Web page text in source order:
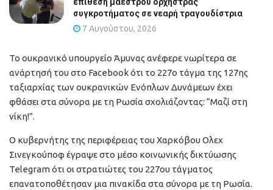
συγκροτήματος σε νεαρή τραγουδίστρια
7 Αυγούστου, 2026
Το ουκρανικό υπουργείο Άμυνας ανέφερε νωρίτερα σε
ανάρτησή του στο Facebook ότι το 227ο τάγμα της 127ης
ταξιαρχίας των ουκρανικών Ενόπλων Δυνάμεων έχει
φθάσει στα σύνορα με τη Ρωσία σχολιάζοντας: “Μαζί στη
νίκη!”.
Ο κυβερνήτης της περιφέρειας του Χαρκόβου Ολεχ
Σινεγκούποφ έγραψε στο μέσο κοινωνικής δικτύωσης
Telegram ότι οι στρατιώτες του 227ου τάγματος
επανατοποθέτησαν μια πινακίδα στα σύνορα με τη Ρωσία.